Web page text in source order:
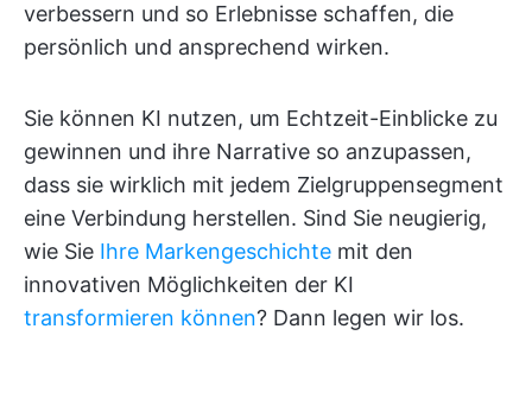
verbessern und so Erlebnisse schaffen, die
persönlich und ansprechend wirken.
Sie können KI nutzen, um Echtzeit-Einblicke zu
gewinnen und ihre Narrative so anzupassen,
dass sie wirklich mit jedem Zielgruppensegment
eine Verbindung herstellen. Sind Sie neugierig,
wie Sie Ihre Markengeschichte mit den
innovativen Möglichkeiten der KI
transformieren können? Dann legen wir los.